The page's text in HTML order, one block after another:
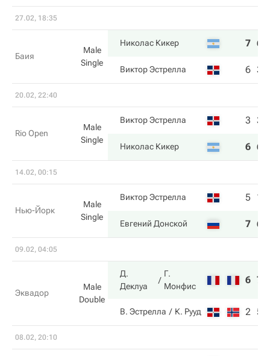
27.02, 18:35
Баия
Male
Single
Николас Кикер 7 6
Виктор Эстрелла 6 3
20.02, 22:40
Rio Open
Male
Single
Виктор Эстрелла 3 3
Николас Кикер 6 6
14.02, 00:15
Нью-Йорк
Male
Single
Виктор Эстрелла 5 1
Евгений Донской 7 6
09.02, 04:05
Эквадор
Male
Double
Д.
Деклуа
Г.
Монфис
6 7
В. Эстрелла К. Рууд 2 5
08.02, 20:10